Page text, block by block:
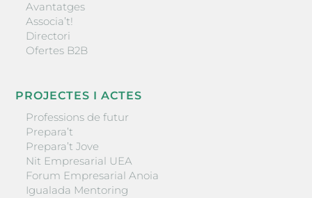
Avantatges
Associa’t!
Directori
Ofertes B2B
PROJECTES I ACTES
Professions de futur
Prepara’t
Prepara’t Jove
Nit Empresarial UEA
Forum Empresarial Anoia
Igualada Mentoring